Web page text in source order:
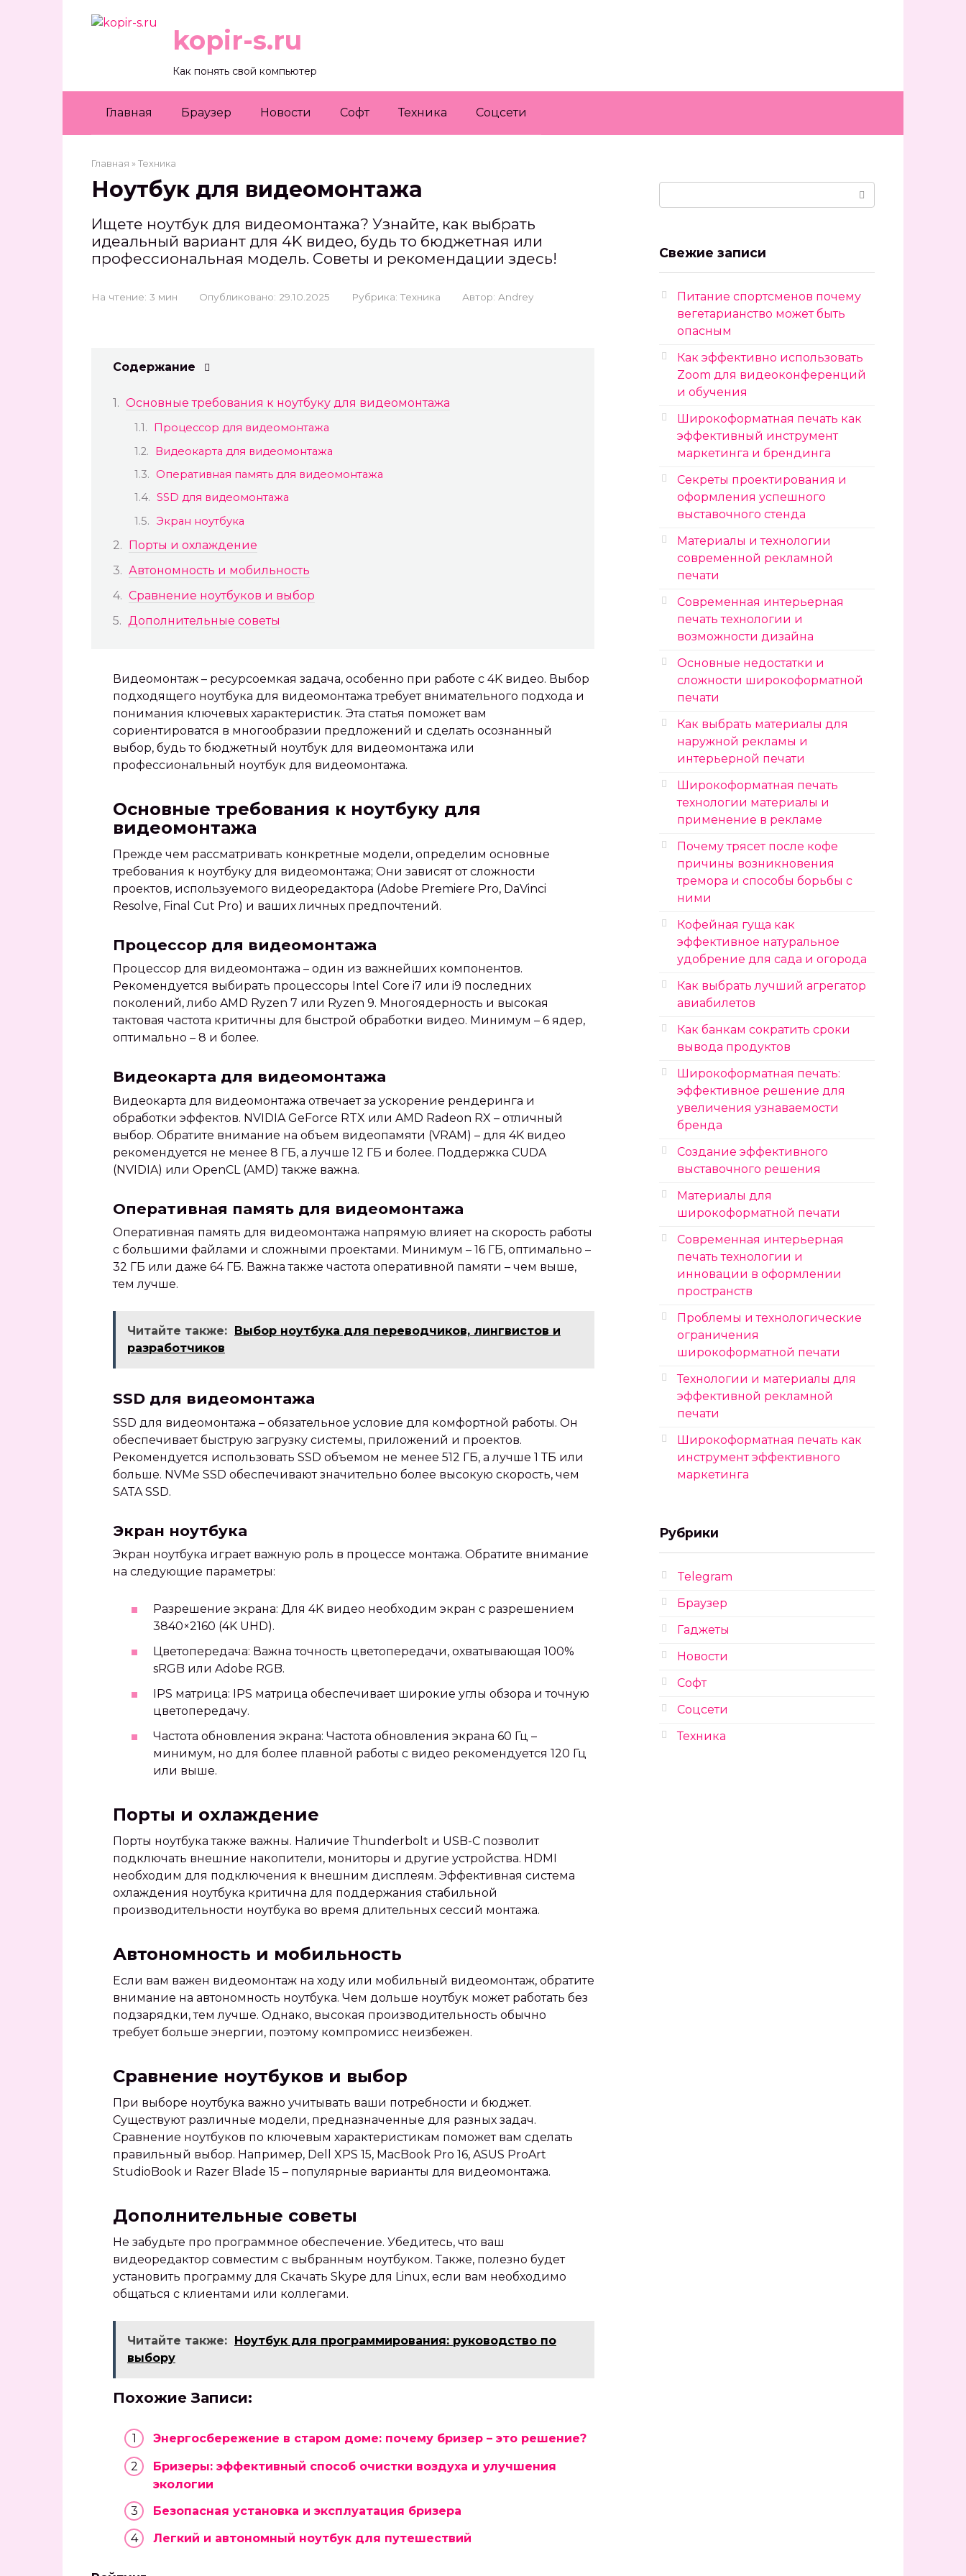
kopir-s.ru
Как понять свой компьютер
Главная Браузер Новости Софт Техника Соцсети
Главная » Техника
Ноутбук для видеомонтажа
Ищете ноутбук для видеомонтажа? Узнайте, как выбрать
идеальный вариант для 4K видео, будь то бюджетная или
профессиональная модель. Советы и рекомендации здесь!
На чтение: 3 мин Опубликовано: 29.10.2025 Рубрика: Техника Автор: Andrey
Содержание
Основные требования к ноутбуку для видеомонтажа
Процессор для видеомонтажа
Видеокарта для видеомонтажа
Оперативная память для видеомонтажа
SSD для видеомонтажа
Экран ноутбука
Порты и охлаждение
Автономность и мобильность
Сравнение ноутбуков и выбор
Дополнительные советы
Видеомонтаж – ресурсоемкая задача, особенно при работе с 4K видео. Выбор
подходящего ноутбука для видеомонтажа требует внимательного подхода и
понимания ключевых характеристик. Эта статья поможет вам
сориентироватся в многообразии предложений и сделать осознанный
выбор, будь то бюджетный ноутбук для видеомонтажа или
профессиональный ноутбук для видеомонтажа.
Основные требования к ноутбуку для
видеомонтажа
Прежде чем рассматривать конкретные модели, определим основные
требования к ноутбуку для видеомонтажа; Они зависят от сложности
проектов, используемого видеоредактора (Adobe Premiere Pro, DaVinci
Resolve, Final Cut Pro) и ваших личных предпочтений.
Процессор для видеомонтажа
Процессор для видеомонтажа – один из важнейших компонентов.
Рекомендуется выбирать процессоры Intel Core i7 или i9 последних
поколений, либо AMD Ryzen 7 или Ryzen 9. Многоядерность и высокая
тактовая частота критичны для быстрой обработки видео. Минимум – 6 ядер,
оптимально – 8 и более.
Видеокарта для видеомонтажа
Видеокарта для видеомонтажа отвечает за ускорение рендеринга и
обработки эффектов. NVIDIA GeForce RTX или AMD Radeon RX – отличный
выбор. Обратите внимание на объем видеопамяти (VRAM) – для 4K видео
рекомендуется не менее 8 ГБ, а лучше 12 ГБ и более. Поддержка CUDA
(NVIDIA) или OpenCL (AMD) также важна.
Оперативная память для видеомонтажа
Оперативная память для видеомонтажа напрямую влияет на скорость работы
с большими файлами и сложными проектами. Минимум – 16 ГБ, оптимально –
32 ГБ или даже 64 ГБ. Важна также частота оперативной памяти – чем выше,
тем лучше.
Читайте также:
Выбор ноутбука для переводчиков, лингвистов и
разработчиков
SSD для видеомонтажа
SSD для видеомонтажа – обязательное условие для комфортной работы. Он
обеспечивает быструю загрузку системы, приложений и проектов.
Рекомендуется использовать SSD объемом не менее 512 ГБ, а лучше 1 ТБ или
больше. NVMe SSD обеспечивают значительно более высокую скорость, чем
SATA SSD.
Экран ноутбука
Экран ноутбука играет важную роль в процессе монтажа. Обратите внимание
на следующие параметры:
Разрешение экрана: Для 4K видео необходим экран с разрешением
3840×2160 (4K UHD).
Цветопередача: Важна точность цветопередачи, охватывающая 100%
sRGB или Adobe RGB.
IPS матрица: IPS матрица обеспечивает широкие углы обзора и точную
цветопередачу.
Частота обновления экрана: Частота обновления экрана 60 Гц –
минимум, но для более плавной работы с видео рекомендуется 120 Гц
или выше.
Порты и охлаждение
Порты ноутбука также важны. Наличие Thunderbolt и USB-C позволит
подключать внешние накопители, мониторы и другие устройства. HDMI
необходим для подключения к внешним дисплеям. Эффективная система
охлаждения ноутбука критична для поддержания стабильной
производительности ноутбука во время длительных сессий монтажа.
Автономность и мобильность
Если вам важен видеомонтаж на ходу или мобильный видеомонтаж, обратите
внимание на автономность ноутбука. Чем дольше ноутбук может работать без
подзарядки, тем лучше. Однако, высокая производительность обычно
требует больше энергии, поэтому компромисс неизбежен.
Сравнение ноутбуков и выбор
При выборе ноутбука важно учитывать ваши потребности и бюджет.
Существуют различные модели, предназначенные для разных задач.
Сравнение ноутбуков по ключевым характеристикам поможет вам сделать
правильный выбор. Например, Dell XPS 15, MacBook Pro 16, ASUS ProArt
StudioBook и Razer Blade 15 – популярные варианты для видеомонтажа.
Дополнительные советы
Не забудьте про программное обеспечение. Убедитесь, что ваш
видеоредактор совместим с выбранным ноутбуком. Также, полезно будет
установить программу для Скачать Skype для Linux, если вам необходимо
общаться с клиентами или коллегами.
Читайте также: Ноутбук для программирования: руководство по
выбору
Похожие Записи:
Энергосбережение в старом доме: почему бризер – это решение?
Бризеры: эффективный способ очистки воздуха и улучшения
экологии
Безопасная установка и эксплуатация бризера
Легкий и автономный ноутбук для путешествий
Свежие записи
Питание спортсменов почему
вегетарианство может быть
опасным
Как эффективно использовать
Zoom для видеоконференций
и обучения
Широкоформатная печать как
эффективный инструмент
маркетинга и брендинга
Секреты проектирования и
оформления успешного
выставочного стенда
Материалы и технологии
современной рекламной
печати
Современная интерьерная
печать технологии и
возможности дизайна
Основные недостатки и
сложности широкоформатной
печати
Как выбрать материалы для
наружной рекламы и
интерьерной печати
Широкоформатная печать
технологии материалы и
применение в рекламе
Почему трясет после кофе
причины возникновения
тремора и способы борьбы с
ними
Кофейная гуща как
эффективное натуральное
удобрение для сада и огорода
Как выбрать лучший агрегатор
авиабилетов
Как банкам сократить сроки
вывода продуктов
Широкоформатная печать:
эффективное решение для
увеличения узнаваемости
бренда
Создание эффективного
выставочного решения
Материалы для
широкоформатной печати
Современная интерьерная
печать технологии и
инновации в оформлении
пространств
Проблемы и технологические
ограничения
широкоформатной печати
Технологии и материалы для
эффективной рекламной
печати
Широкоформатная печать как
инструмент эффективного
маркетинга
Рубрики
Telegram
Браузер
Гаджеты
Новости
Софт
Соцсети
Техника